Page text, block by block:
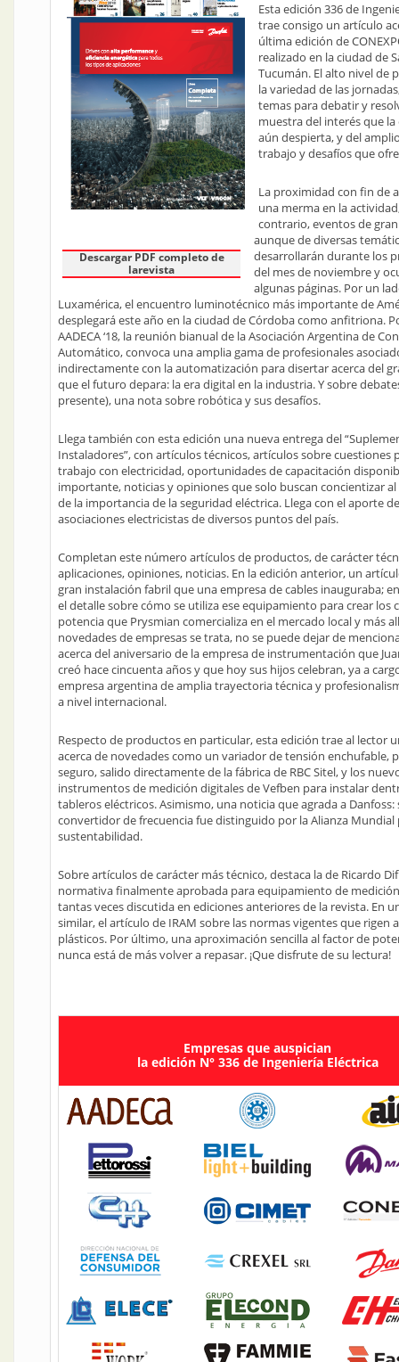
Descargar PDF completo de
larevista
Esta edición 336 de
trae consigo un artículo
última edición de
realizado en la ciudad de
Tucumán. El alto nivel de
la variedad de las
temas para debatir y
muestra del interés que
aún despierta, y del
trabajo y desafíos que
La proximidad con fin de
una merma en la
contrario, eventos de
aunque de diversas
desarrollarán durante los
del mes de noviembre y
algunas páginas. Por un
Luxamérica, el encuentro luminotécnico más importante de
desplegará este año en la ciudad de Córdoba como anfitriona.
AADECA ‘18, la reunión bianual de la Asociación Argentina de
Automático, convoca una amplia gama de profesionales
indirectamente con la automatización para disertar acerca del
que el futuro depara: la era digital en la industria. Y sobre
presente), una nota sobre robótica y sus desafíos.
Llega también con esta edición una nueva entrega del
Instaladores”, con artículos técnicos, artículos sobre cuestiones
trabajo con electricidad, oportunidades de capacitación
importante, noticias y opiniones que solo buscan concientizar al
de la importancia de la seguridad eléctrica. Llega con el aporte
asociaciones electricistas de diversos puntos del país.
Completan este número artículos de productos, de carácter
aplicaciones, opiniones, noticias. En la edición anterior, un
gran instalación fabril que una empresa de cables inauguraba;
el detalle sobre cómo se utiliza ese equipamiento para crear los
potencia que Prysmian comercializa en el mercado local y más
novedades de empresas se trata, no se puede dejar de
acerca del aniversario de la empresa de instrumentación que
creó hace cincuenta años y que hoy sus hijos celebran, ya a
empresa argentina de amplia trayectoria técnica y
a nivel internacional.
Respecto de productos en particular, esta edición trae al lector
acerca de novedades como un variador de tensión enchufable,
seguro, salido directamente de la fábrica de RBC Sitel, y los
instrumentos de medición digitales de Vefben para instalar
tableros eléctricos. Asimismo, una noticia que agrada a Danfoss:
convertidor de frecuencia fue distinguido por la Alianza Mundial
sustentabilidad.
Sobre artículos de carácter más técnico, destaca la de Ricardo
normativa finalmente aprobada para equipamiento de
tantas veces discutida en ediciones anteriores de la revista. En
similar, el artículo de IRAM sobre las normas vigentes que rigen
plásticos. Por último, una aproximación sencilla al factor de
nunca está de más volver a repasar. ¡Que disfrute de su lectura!
Empresas que auspician
la edición N° 336 de Ingeniería Eléctrica